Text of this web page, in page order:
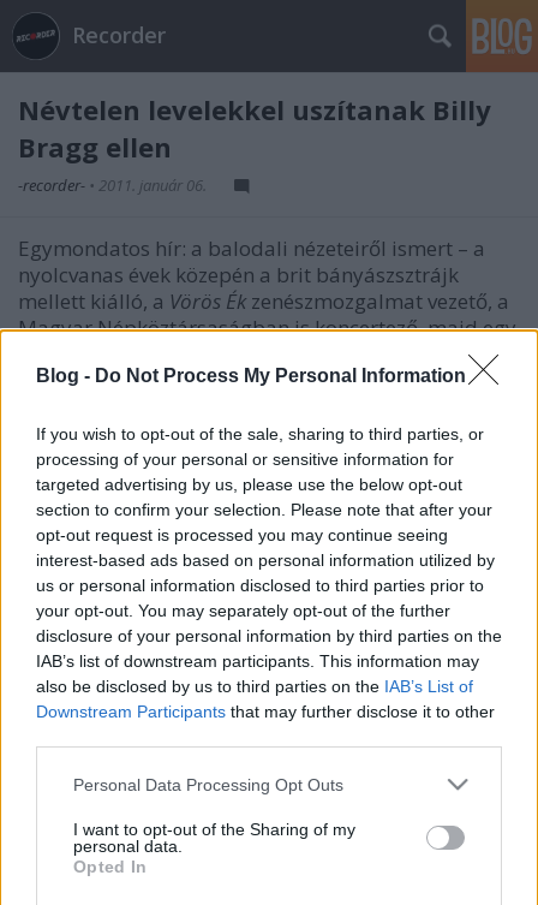
Blog - Do Not Process My Personal Information
If you wish to opt-out of the sale, sharing to third parties, or
processing of your personal or sensitive information for
targeted advertising by us, please use the below opt-out
section to confirm your selection. Please note that after your
opt-out request is processed you may continue seeing
interest-based ads based on personal information utilized by
us or personal information disclosed to third parties prior to
your opt-out. You may separately opt-out of the further
disclosure of your personal information by third parties on the
IAB’s list of downstream participants. This information may
also be disclosed by us to third parties on the IAB’s List of
Downstream Participants that may further disclose it to other
Please note that this website/app uses one or more Google
not limited to your visit or usage behaviour. You may click to
grant or deny consent to Google and its third-party tags to
use your data for below specified purposes in below Google
Personal Data Processing Opt Outs
I want to opt-out of the Sharing of my
personal data.
Opted In
Recorder
Névtelen levelekkel uszítanak Billy
Bragg ellen
-recorder- • 2011. január 06.
Egymondatos hír: a balodali nézeteiről ismert – a
nyolcvanas évek közepén a brit bányászsztrájk
mellett kiálló, a Vörös Ék zenészmozgalmat vezető, a
Magyar Népköztársaságban is koncertező, majd egy
zongorás Lennon/McCartney-feldolgozással még
slágerlisták élére is feljutó –folk-punkgitáros-
tulajdonítja, hogy több mint harminc szomszédja
kapott gyalázkodó névtelen levelet, mely arra
buzdítja az alig ezer lakosú dél-angliai Burton
Bradstock lakóit, hogy üldözzék el a muzsikust a
faluból.
Címkék:politika john lennon the beatles paul mccartney billy
bragg
Ajánlott bejegyzések: